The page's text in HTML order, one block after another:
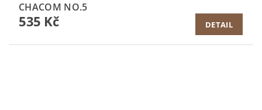
CHACOM NO.5
535 Kč DETAIL